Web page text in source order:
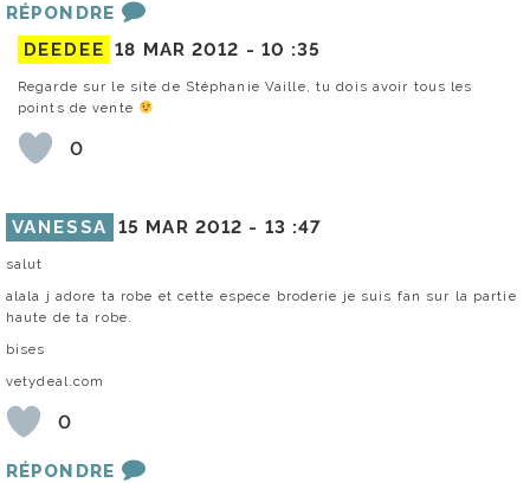
RÉPONDRE
DEEDEE 18 MAR 2012 - 10 :35
Regarde sur le site de Stéphanie Vaille, tu dois avoir tous les
points de vente
0
VANESSA 15 MAR 2012 - 13 :47
salut
alala j adore ta robe et cette espece broderie je suis fan sur la partie
haute de ta robe.
bises
vetydeal.com
0
RÉPONDRE